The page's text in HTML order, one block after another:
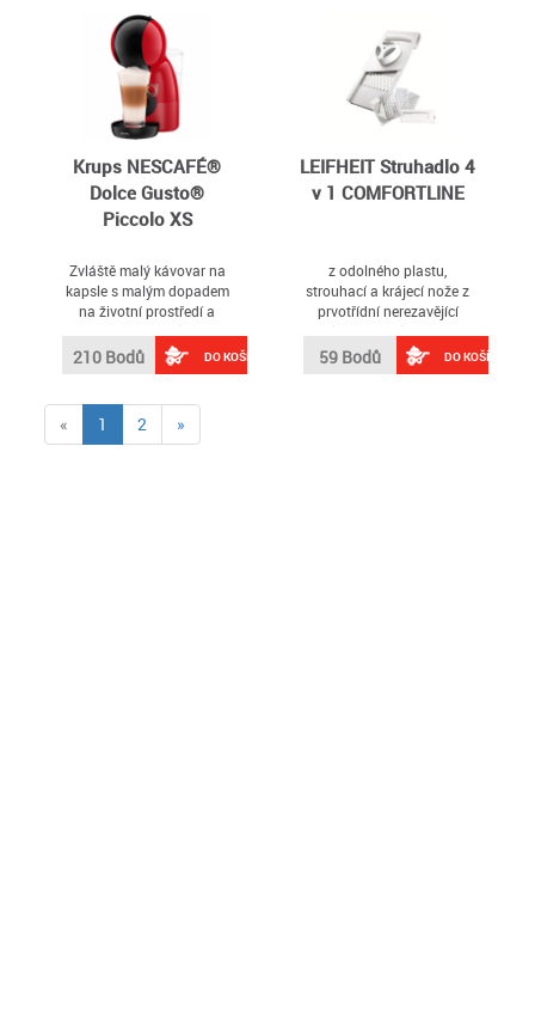
Krups NESCAFÉ®
Dolce Gusto®
Piccolo XS
Zvláště malý kávovar na
kapsle s malým dopadem
na životní prostředí a
moderním stylem
210 Bodů DO KOŠÍKU
LEIFHEIT Struhadlo 4
v 1 COMFORTLINE
z odolného plastu,
strouhací a krájecí nože z
prvotřídní nerezavějící
oceli, univerzální použití,
strouhá kolečka, proužky,
čtverečky v různých
59 Bodů DO KOŠÍKU
« 1 (current)
2 »